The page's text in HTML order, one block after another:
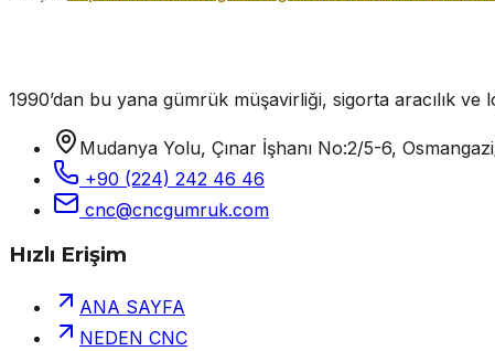
1990’dan bu yana gümrük müşavirliği, sigorta aracılık ve
Mudanya Yolu, Çınar İşhanı No:2/5-6,
+90 (224) 242 46 46
cnc@cncgumruk.com
Hızlı Erişim
ANA SAYFA
NEDEN CNC